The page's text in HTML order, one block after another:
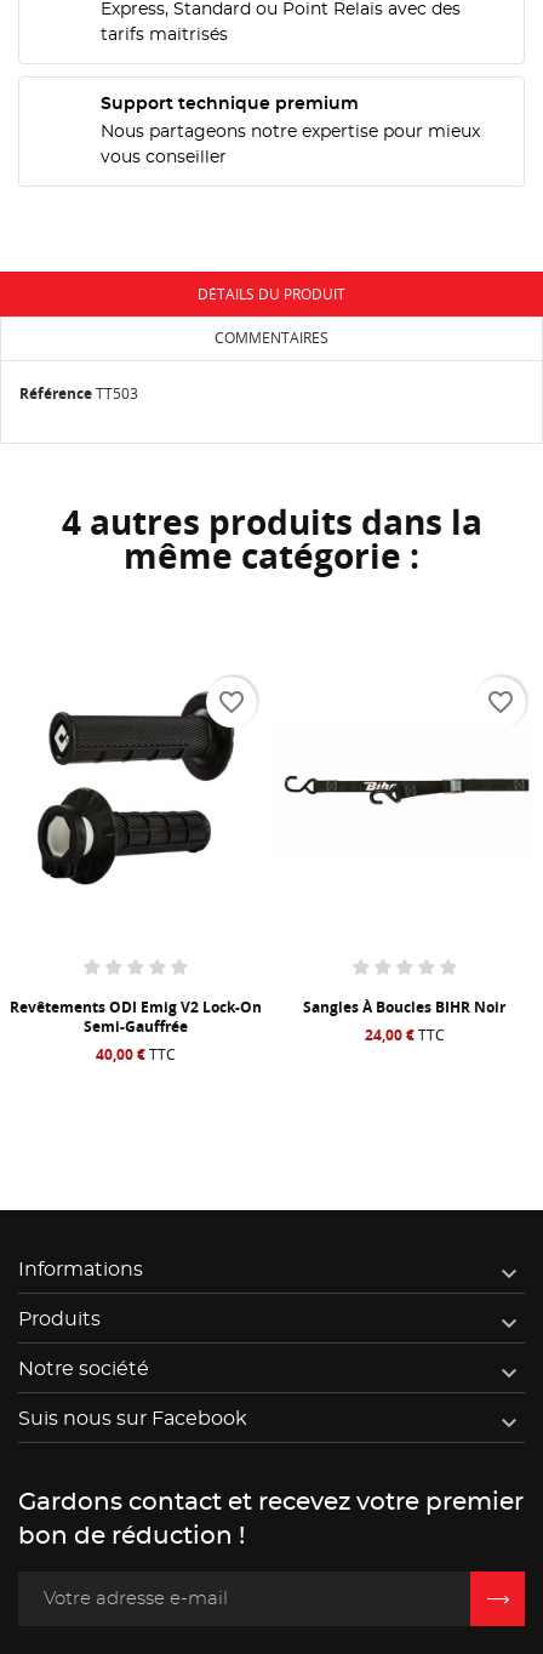
Express, Standard ou Point Relais avec des
tarifs maitrisés
Support technique premium
Nous partageons notre expertise pour mieux
vous conseiller
DÉTAILS DU PRODUIT
COMMENTAIRES
RéférenceTT503
4 autres produits dans la
même catégorie :
Revêtements ODI Emig V2 Lock-On
Semi-Gauffrée
40,00 €TTC
favorite_border
Sangles À Boucles BIHR Noir
24,00 €TTC
favorite_border
Informations 
Produits 
Notre société 
Suis nous sur Facebook 
MES LISTES
CRÉER UNE LISTE D'ENVIES
CONNEXION
Vous devez être connecté pour ajouter des produits
à votre liste d'envies.
Gardons contact et recevez votre premier
bon de réduction !